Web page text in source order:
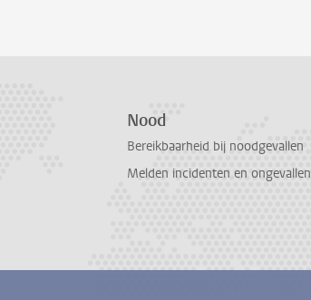
Nood
Bereikbaarheid bij noodgevallen
Melden incidenten en ongevallen